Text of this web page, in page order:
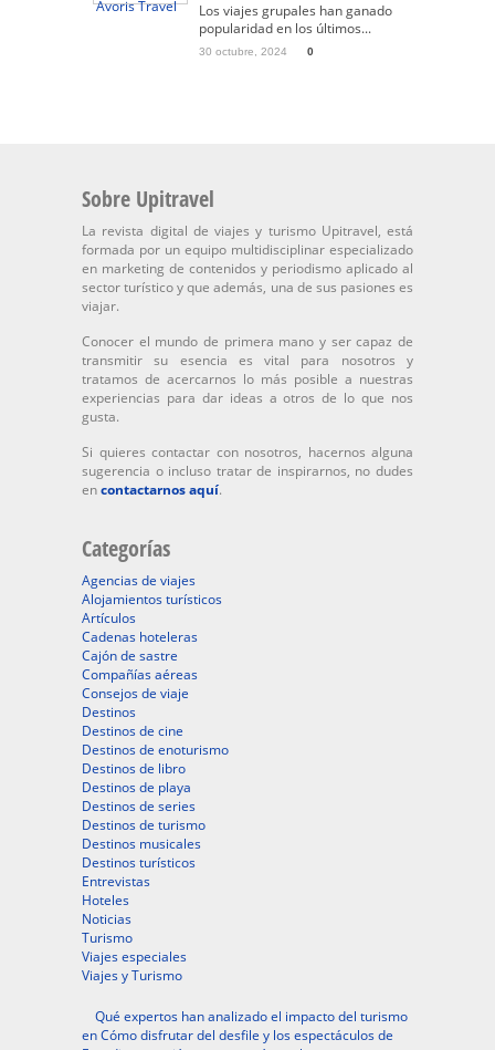
Los viajes grupales han ganado
popularidad en los últimos...
30 octubre, 2024 0
Sobre Upitravel
La revista digital de viajes y turismo Upitravel, está
formada por un equipo multidisciplinar especializado
en marketing de contenidos y periodismo aplicado al
sector turístico y que además, una de sus pasiones es
viajar.
Conocer el mundo de primera mano y ser capaz de
transmitir su esencia es vital para nosotros y
tratamos de acercarnos lo más posible a nuestras
experiencias para dar ideas a otros de lo que nos
gusta.
Si quieres contactar con nosotros, hacernos alguna
sugerencia o incluso tratar de inspirarnos, no dudes
encontactarnos aquí.
Categorías
Agencias de viajes
Alojamientos turísticos
Artículos
Cadenas hoteleras
Cajón de sastre
Compañías aéreas
Consejos de viaje
Destinos
Destinos de cine
Destinos de enoturismo
Destinos de libro
Destinos de playa
Destinos de series
Destinos de turismo
Destinos musicales
Destinos turísticos
Entrevistas
Hoteles
Noticias
Turismo
Viajes especiales
Viajes y Turismo
Qué expertos han analizado el impacto del turismo
en Cómo disfrutar del desfile y los espectáculos de